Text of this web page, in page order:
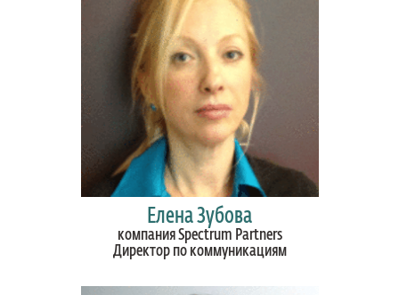
Елена Зубова
компания Spectrum Partners
Директор по коммуникациям